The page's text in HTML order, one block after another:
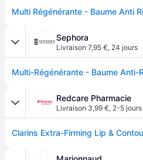
Sephora
Livraison 7,95 €, 24 jours
Redcare Pharmacie
Livraison 3,99 €, 2-5 jours